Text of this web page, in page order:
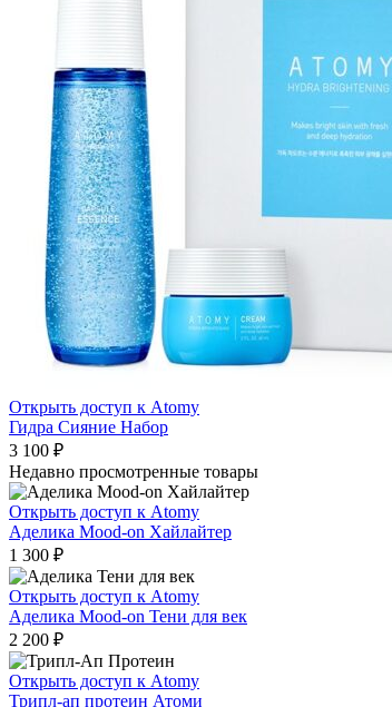
Открыть доступ к Atomy
Гидра Сияние Набор
3 100 ₽
Недавно просмотренные товары
Открыть доступ к Atomy
Аделика Mood-on Хайлайтер
1 300 ₽
Открыть доступ к Atomy
Аделика Mood-on Тени для век
2 200 ₽
Открыть доступ к Atomy
Трипл-ап протеин Атоми